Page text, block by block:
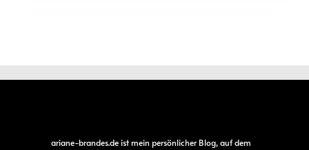
ariane-brandes.de ist mein persönlicher Blog, auf dem